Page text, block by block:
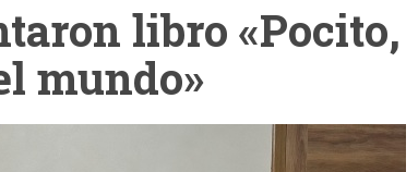
libro «Pocito,
mundo»